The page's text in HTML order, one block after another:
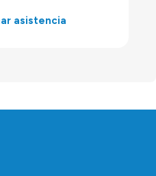
asistencia